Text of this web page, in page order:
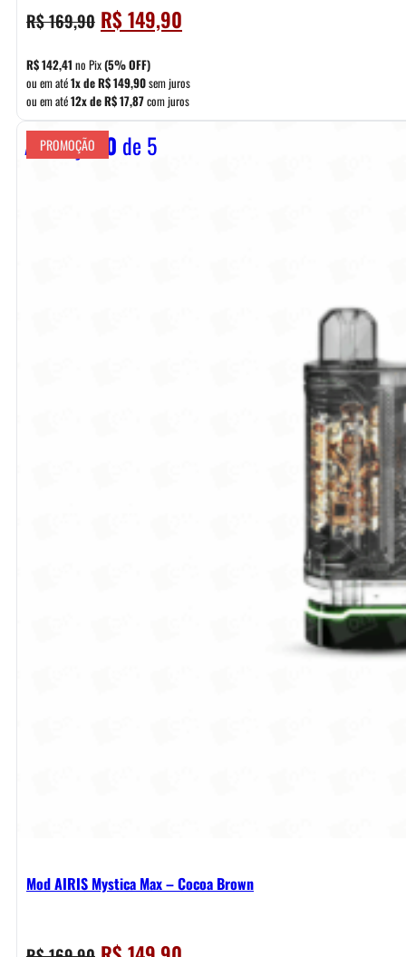
R$169,90 O
preço
original
era:
R$ 169,90.
R$149,90
preço
é:
R$ 149,90.
R$142,41 no Pix(5% OFF)
ou em até1x deR$149,90sem juros
ou em até12x deR$17,87com juros
Avaliação 0 de 5
PROMOÇÃO
Mod AIRIS Mystica Max – Cocoa Brown
O